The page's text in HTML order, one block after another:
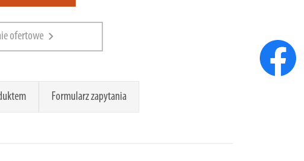
ofertowe chevron_right
Formularz zapytania